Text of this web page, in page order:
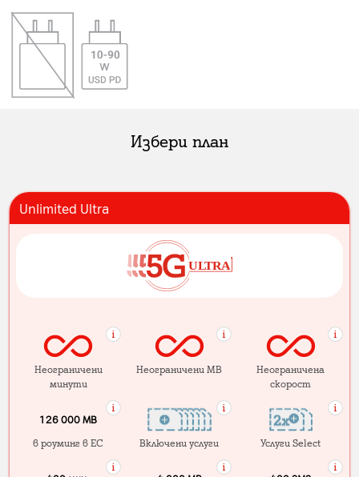
Избери план
Unlimited Ultra
Неограничени
минути
Неограничени MB
Неограничена
скорост
126 000 MB
в роуминг в ЕС
Включени услуги Услуги Select